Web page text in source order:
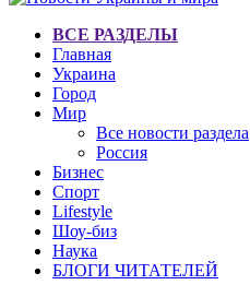
ВСЕ РАЗДЕЛЫ
Главная
Украина
Город
Мир
Все новости раздела
Россия
Бизнес
Спорт
Lifestyle
Шоу-биз
Наука
БЛОГИ ЧИТАТЕЛЕЙ